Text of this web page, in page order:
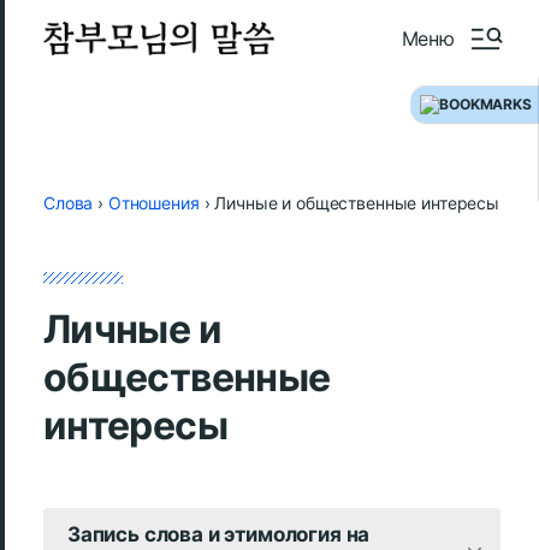
Меню
Слова › Отношения › Личные и общественные интересы
Личные и
общественные
интересы
Запись слова и этимология на